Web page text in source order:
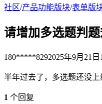
社区/产品功能版块/表单版
请增加多选题判题
180*****8292025年9月21日
半年过去了，多选题还没上
1 个回复